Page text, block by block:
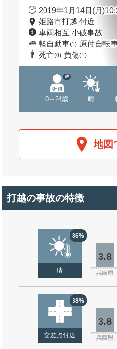
2019年1月14日(月
姫路市打越 付近
車両相互 小破事故
軽自動車(1) 原付自転車
死亡(0) 負傷(1)
0～24歳
他
晴
地図
打越の事故の特徴
86%
晴
3.8
兵庫県
38%
交差点付近
3.8
兵庫県